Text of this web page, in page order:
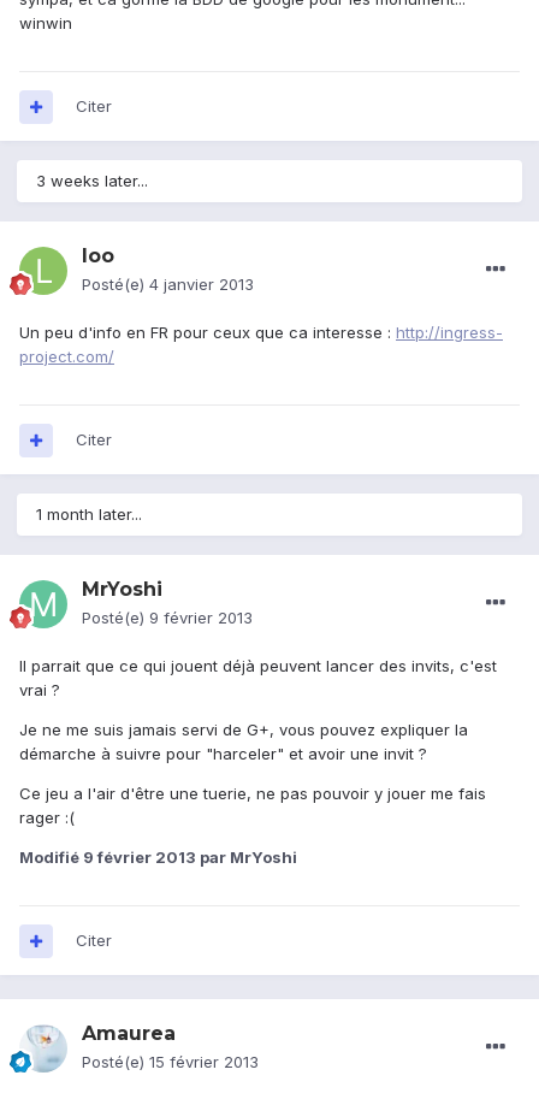
winwin
Citer
3 weeks later...
loo
Posté(e) 4 janvier 2013
Un peu d'info en FR pour ceux que ca interesse : http://ingress-
project.com/
Citer
1 month later...
MrYoshi
Posté(e) 9 février 2013
Il parrait que ce qui jouent déjà peuvent lancer des invits, c'est
vrai ?
Je ne me suis jamais servi de G+, vous pouvez expliquer la
démarche à suivre pour "harceler" et avoir une invit ?
Ce jeu a l'air d'être une tuerie, ne pas pouvoir y jouer me fais
rager :(
Modifié 9 février 2013 par MrYoshi
Citer
Amaurea
Posté(e) 15 février 2013